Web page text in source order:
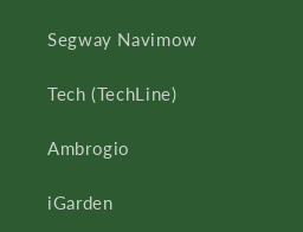
Segway Navimow
Tech (TechLine)
Ambrogio
iGarden